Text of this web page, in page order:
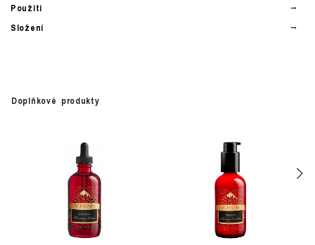
Použití
Složení
Doplňkové produkty